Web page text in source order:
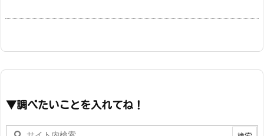
▼調べたいことを入れてね！